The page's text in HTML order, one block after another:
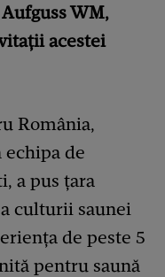
WM,
acestei
România,
de
a pus țara
culturii saunei
de peste 5
pentru saună